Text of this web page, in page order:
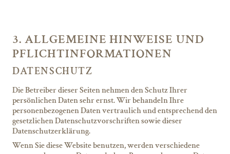
3. ALLGEMEINE HINWEISE UND
PFLICHT­INFORMATIONEN
DATENSCHUTZ
Die Betreiber dieser Seiten nehmen den Schutz Ihrer
persönlichen Daten sehr ernst. Wir behandeln Ihre
personenbezogenen Daten vertraulich und entsprechend den
gesetzlichen Datenschutzvorschriften sowie dieser
Datenschutzerklärung.
Wenn Sie diese Website benutzen, werden verschiedene